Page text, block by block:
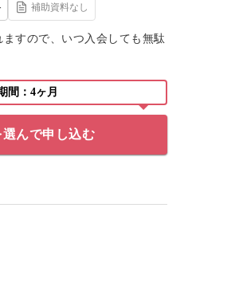
補助資料なし
すので、いつ入会しても無駄
間：4ヶ月
んで申し込む